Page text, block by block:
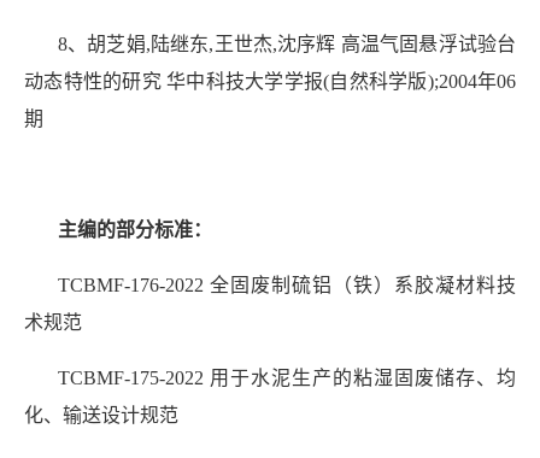
8、胡芝娟,陆继东,王世杰,沈序辉 高温气固悬浮试验台
动态特性的研究 华中科技大学学报(自然科学版);2004年06
期
主编的部分标准：
TCBMF-176-2022 全固废制硫铝（铁）系胶凝材料技
术规范
TCBMF-175-2022 用于水泥生产的粘湿固废储存、均
化、输送设计规范